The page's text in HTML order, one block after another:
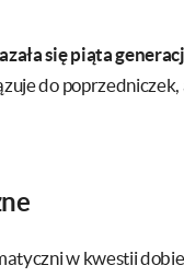
się piąta
do
w kwestii